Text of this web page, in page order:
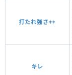
打たれ強さ++
キレ